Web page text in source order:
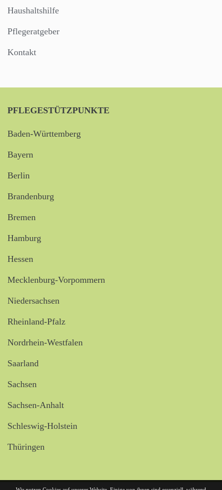
Haushaltshilfe
Pflegeratgeber
Kontakt
PFLEGESTÜTZPUNKTE
Baden-Württemberg
Bayern
Berlin
Brandenburg
Bremen
Hamburg
Hessen
Mecklenburg-Vorpommern
Niedersachsen
Rheinland-Pfalz
Nordrhein-Westfalen
Saarland
Sachsen
Sachsen-Anhalt
Schleswig-Holstein
Thüringen